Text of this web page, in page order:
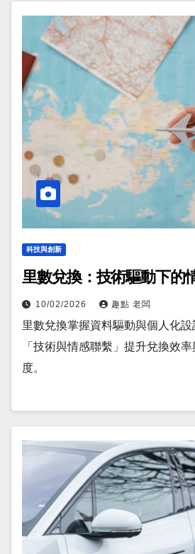
科技與創新
里數兌換：技術驅動下的
10/02/2026 趣點 老闆
里數兌換掌握資料驅動與個人化
「技術與情感聯繫」提升兌換效
度。